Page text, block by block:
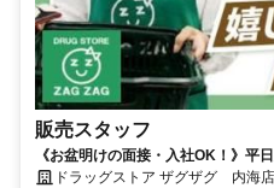
販売スタッフ
《お盆明けの面接・入社OK！》平
員登用・扶養内OKなどメリット沢
ドラッグストア ザグザグ 内海店